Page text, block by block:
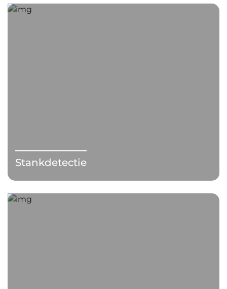
Stankdetectie